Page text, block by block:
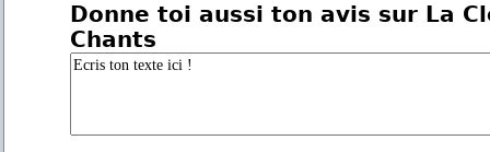
Donne toi aussi ton avis sur La
Chants